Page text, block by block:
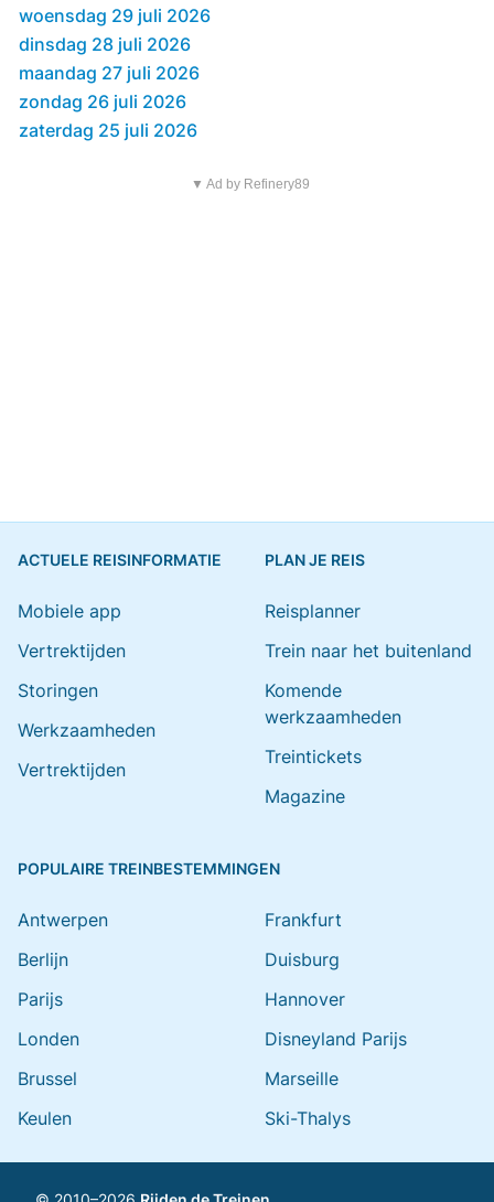
woensdag 29 juli 2026
dinsdag 28 juli 2026
maandag 27 juli 2026
zondag 26 juli 2026
zaterdag 25 juli 2026
▼ Ad by Refinery89
ACTUELE REISINFORMATIE
Mobiele app
Vertrektijden
Storingen
Werkzaamheden
Vertrektijden
PLAN JE REIS
Reisplanner
Trein naar het buitenland
Komende
werkzaamheden
Treintickets
Magazine
POPULAIRE TREINBESTEMMINGEN
Antwerpen
Berlijn
Parijs
Londen
Brussel
Keulen
Frankfurt
Duisburg
Hannover
Disneyland Parijs
Marseille
Ski-Thalys